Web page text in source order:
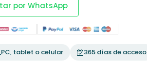
por WhatsApp
PC, tablet o celular 365 días de acceso